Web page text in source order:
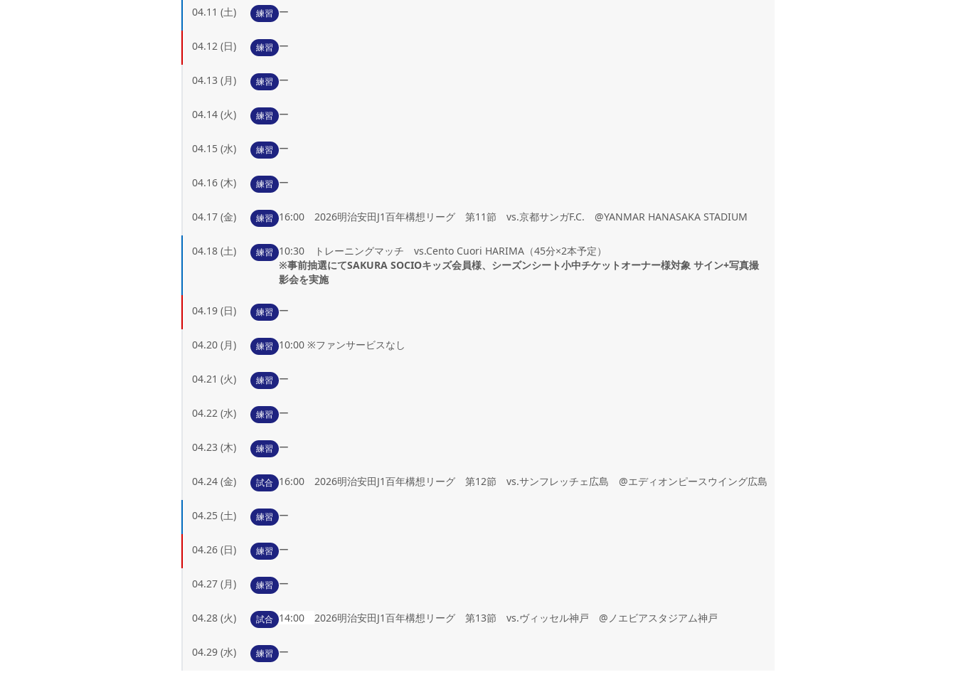
04.11 (土) 練習 ー
04.12 (日) 練習 ー
04.13 (月) 練習 ー
04.14 (火) 練習 ー
04.15 (水) 練習 ー
04.16 (木) 練習 ー
04.17 (金) 練習 16:00 2026明治安田J1百年構想リーグ 第11節 vs.京都サンガF.C. @YANMAR HANASAKA STADIUM
04.18 (土) 練習 10:30 トレーニングマッチ vs.Cento Cuori HARIMA（45分×2本予定）
※事前抽選にてSAKURA SOCIOキッズ会員様、シーズンシート小中チケットオーナー様対象 サイン+写真撮
影会を実施
04.19 (日) 練習 ー
04.20 (月) 練習 10:00 ※ファンサービスなし
04.21 (火) 練習 ー
04.22 (水) 練習 ー
04.23 (木) 練習 ー
04.24 (金) 試合 16:00 2026明治安田J1百年構想リーグ 第12節 vs.サンフレッチェ広島 @エディオンピースウイング広島
04.25 (土) 練習 ー
04.26 (日) 練習 ー
04.27 (月) 練習 ー
04.28 (火) 試合 14:002026明治安田J1百年構想リーグ 第13節 vs.ヴィッセル神戸 @ノエビアスタジアム神戸
04.29 (水) 練習 ー